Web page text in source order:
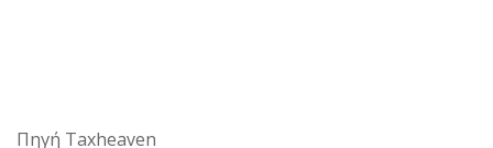
Πηγή Taxheaven